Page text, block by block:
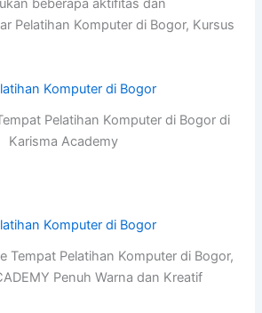
beberapa aktifitas dan
Pelatihan Komputer di Bogor, Kursus
Pelatihan Komputer di Bogor di
Karisma Academy
Tempat Pelatihan Komputer di Bogor,
Penuh Warna dan Kreatif